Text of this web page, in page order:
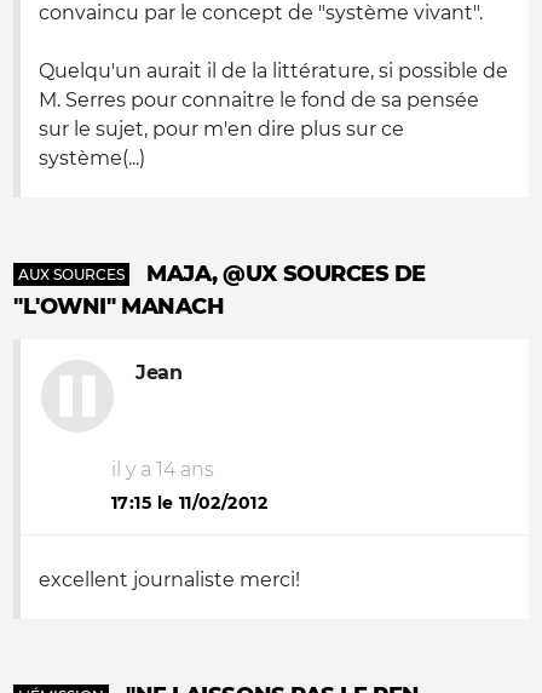
convaincu par le concept de "système vivant".
Quelqu'un aurait il de la littérature, si possible de
M. Serres pour connaitre le fond de sa pensée
sur le sujet, pour m'en dire plus sur ce
système(...)
AUX SOURCES
MAJA, @UX SOURCES DE
"L'OWNI" MANACH
Jean
il y a 14 ans
17:15 le 11/02/2012
excellent journaliste merci!